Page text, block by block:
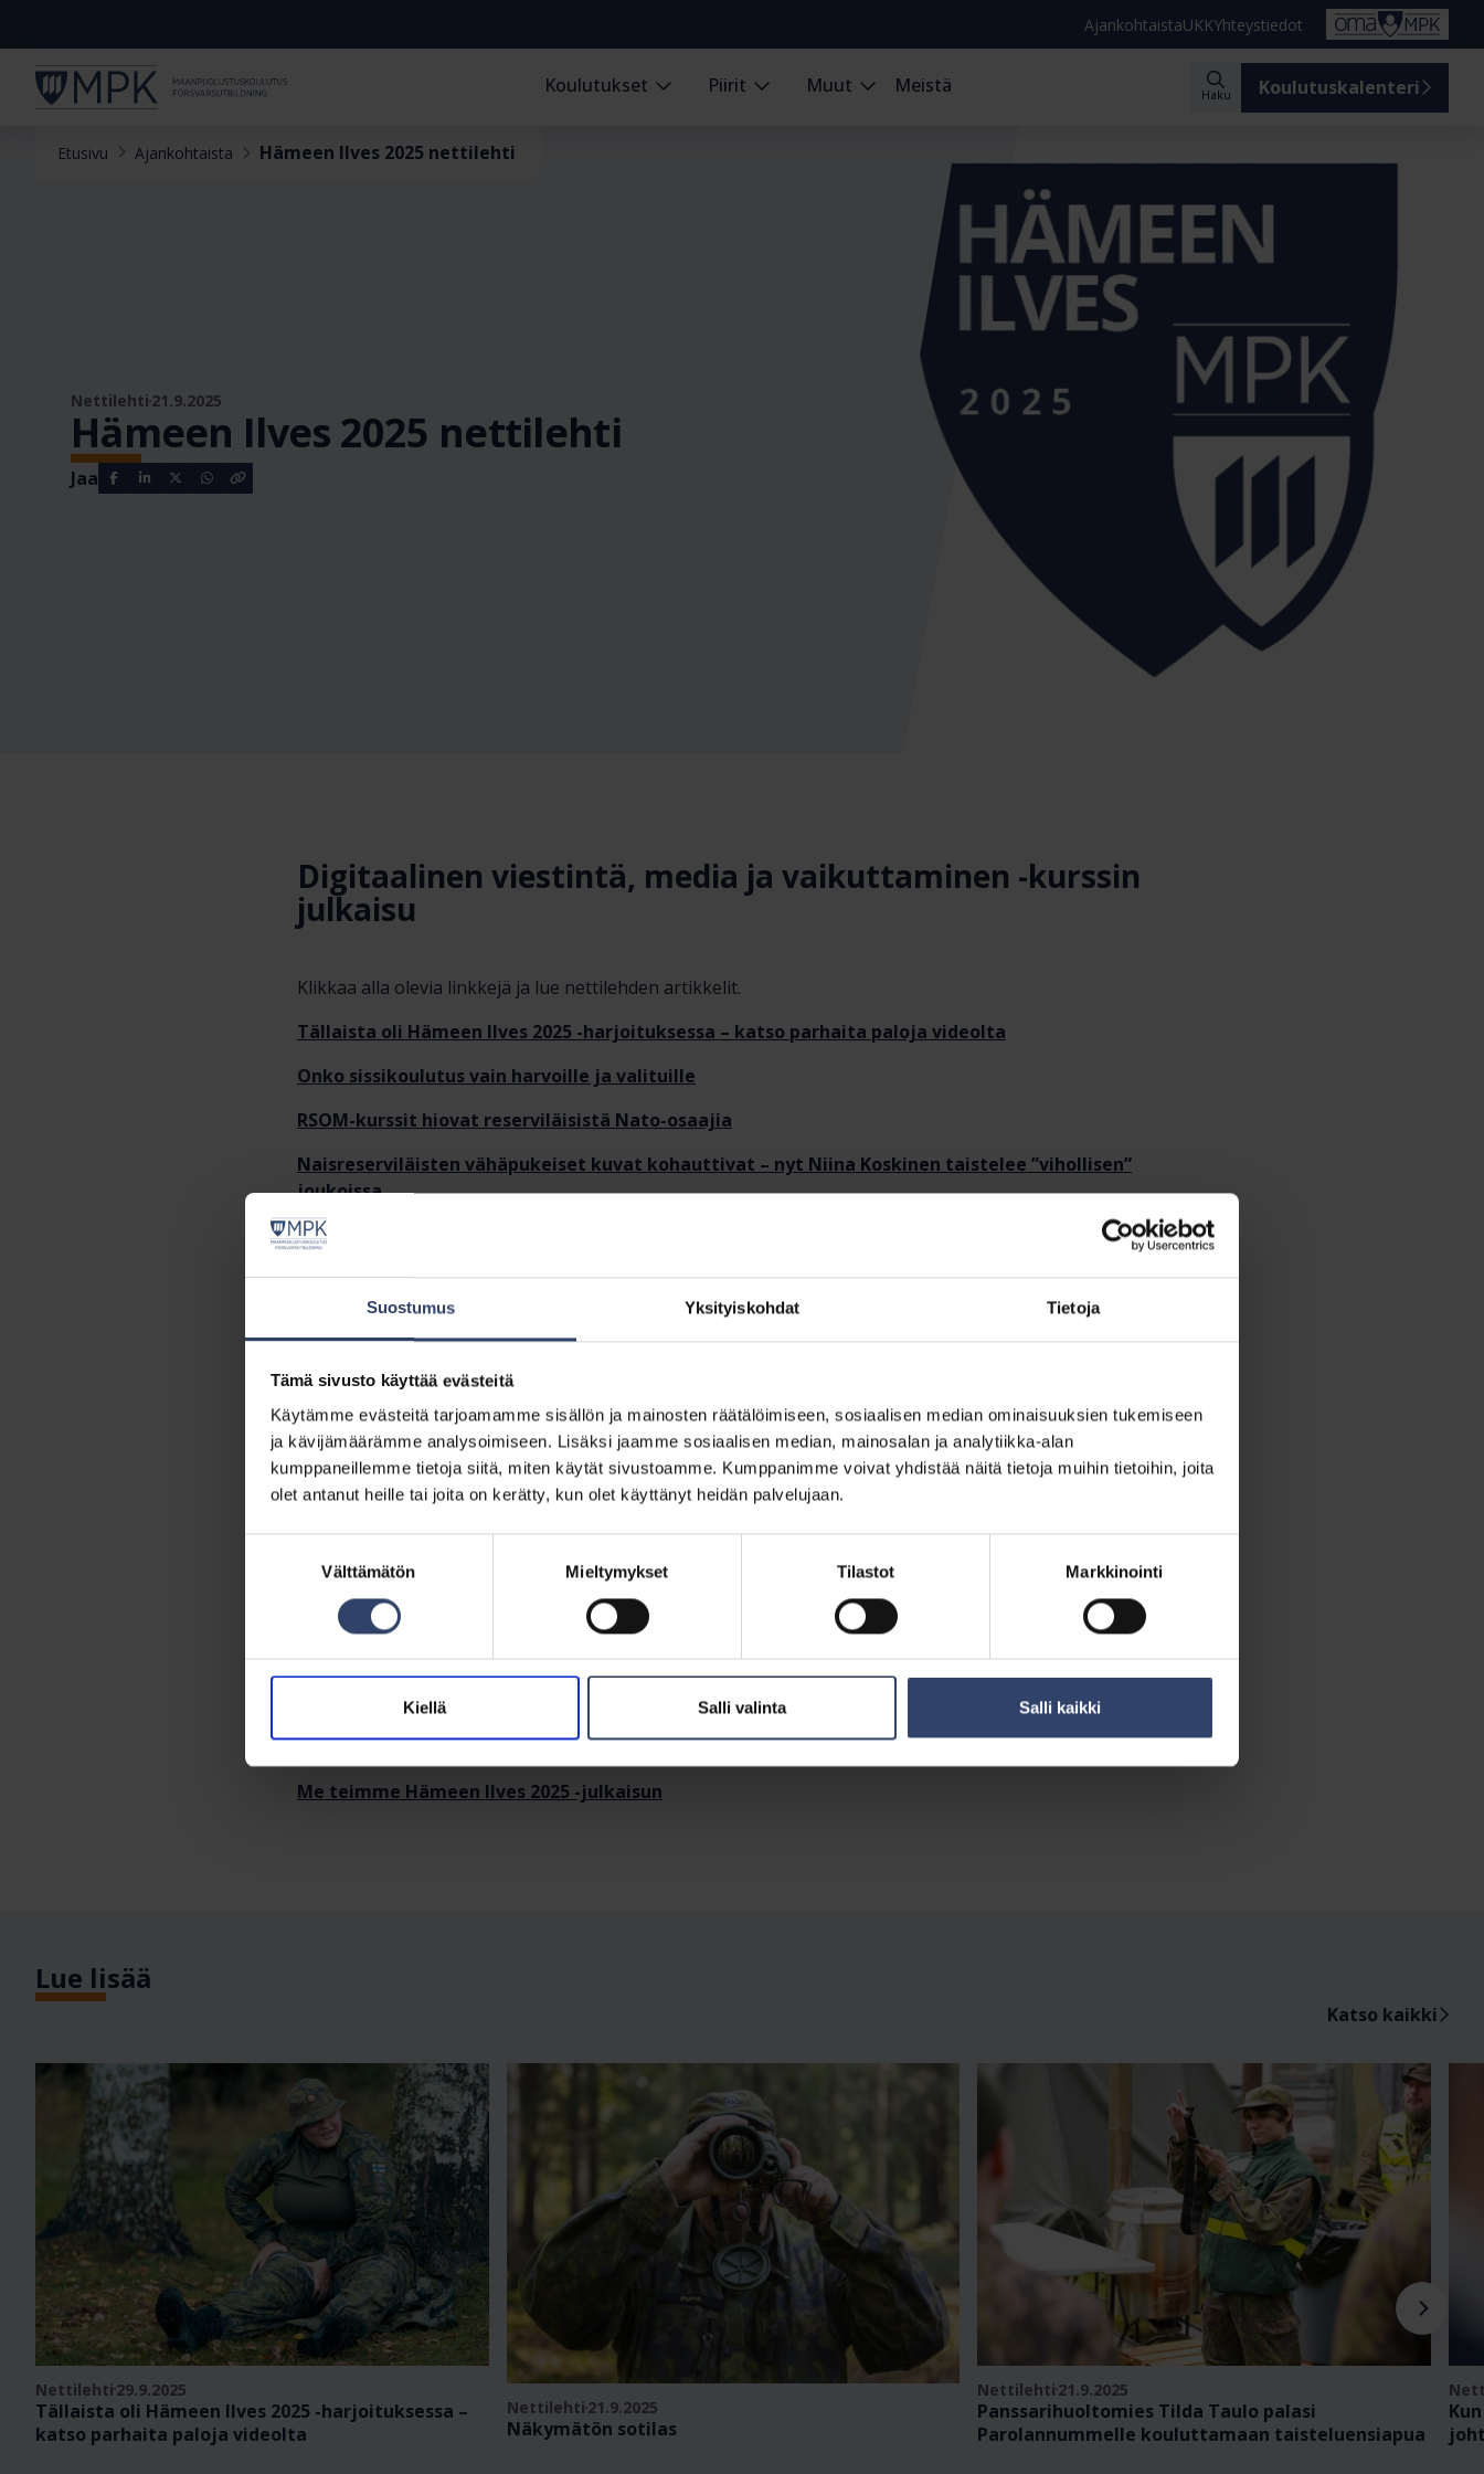
Suostumus Yksityiskohdat Tietoja
Tämä sivusto käyttää evästeitä
Käytämme evästeitä tarjoamamme sisällön ja mainosten räätälöimiseen, sosiaalisen median ominaisuuksien tukemiseen
ja kävijämäärämme analysoimiseen. Lisäksi jaamme sosiaalisen median, mainosalan ja analytiikka-alan
kumppaneillemme tietoja siitä, miten käytät sivustoamme. Kumppanimme voivat yhdistää näitä tietoja muihin tietoihin, joita
olet antanut heille tai joita on kerätty, kun olet käyttänyt heidän palvelujaan.
Välttämätön Mieltymykset Tilastot Markkinointi
Kiellä Salli valinta Salli kaikki
AjankohtaistaUKKYhteystiedot
Koulutukset Piirit Muut Meistä Haku Koulutuskalenteri
Etusivu Ajankohtaista Hämeen Ilves 2025 nettilehti
Nettilehti 21.9.2025
Hämeen Ilves 2025 nettilehti
Jaa
Digitaalinen viestintä, media ja vaikuttaminen -kurssin
julkaisu
Klikkaa alla olevia linkkejä ja lue nettilehden artikkelit.
Tällaista oli Hämeen Ilves 2025 -harjoituksessa – katso parhaita paloja videolta
Onko sissikoulutus vain harvoille ja valituille
RSOM-kurssit hiovat reserviläisistä Nato-osaajia
Naisreserviläisten vähäpukeiset kuvat kohauttivat – nyt Niina Koskinen taistelee ”vihollisen”
joukoissa
Naisten inttikurssilla haastetaan itseä ja koetaan onnistumisen tunteita – “Sitä fiilistä ei voi
”Kaikille löytyy jotain tekemistä” – MPK:n toiminta on avointa kaikille
Kun harjoitusviikonloppu on ohi, harjoituksen johtaja huokaisee helpotuksesta
Panssarihuoltomies Tilda Taulo palasi Parolannummelle kouluttamaan taisteluensiapua
Näkymätön sotilas
”Ei ole tarvinnut hävetä”, sanoo Petri Liimatta panssarivaunutaidoistaan
Näin ruokitaan yli 200 taistelijaa – 24 kilon nakkilounas
Monipuolista käyttökoulutusta sähkövoimajärjestelmiin
Hämeen Ilveksen Alone Suomi
Tilannekuvaa ylläpidetään kahden miehen voimin
Kriisin uhatessa soittokuntakin suojaa
Me teimme Hämeen Ilves 2025 -julkaisun
Lue lisää
Katso kaikki
Nettilehti 29.9.2025
Tällaista oli Hämeen Ilves 2025 -harjoituksessa –
katso parhaita paloja videolta
Nettilehti21.9.2025
Näkymätön sotilas
Nettilehti21.9.2025
Panssarihuoltomies Tilda Taulo palasi
Parolannummelle kouluttamaan taisteluensiapua